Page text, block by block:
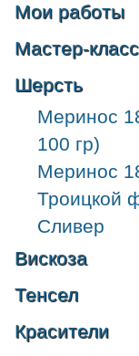
Мои работы
Мастер-
Шерсть
Меринос
100 гр)
Меринос
Троицкой
Сливер
Вискоза
Тенсел
Красители